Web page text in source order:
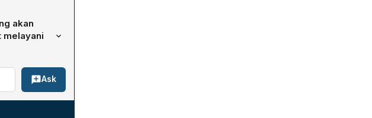
sepakat
tahun 2026,
Mayoritas
dan Jawa
14 unit
pada
akan
melayani
lancar.
dan
Gizi) serta
Ask